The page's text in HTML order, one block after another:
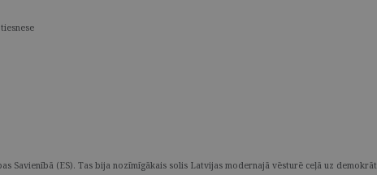
Savienībā (ES). Tas bija nozīmīgākais solis Latvijas modernajā vēsturē ceļā uz